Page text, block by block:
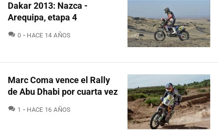
Dakar 2013: Nazca -
Arequipa, etapa 4
0 COMENTARIOS
HACE 14 AÑOS
Marc Coma vence el Rally
de Abu Dhabi por cuarta vez
1 COMENTARIOS
HACE 16 AÑOS